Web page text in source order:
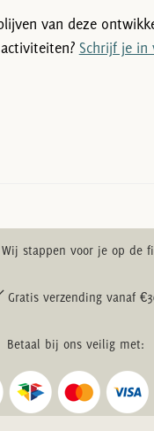
van deze
Schrijf je in
Wij stappen voor je op de
Gratis verzending vanaf
Betaal bij ons veilig met: